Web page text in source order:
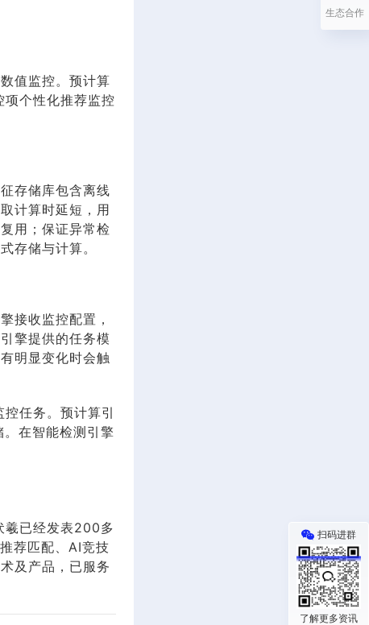
值监控。预计算
个性化推荐监控
存储库包含离线
计算时延短，用
用；保证异常检
存储与计算。
接收监控配置，
擎提供的任务模
明显变化时会触
任务。预计算引
在智能检测引擎
羲已经发表200多
荐匹配、AI竞技
及产品，已服务
生态合作
扫码进群
了解更多资讯